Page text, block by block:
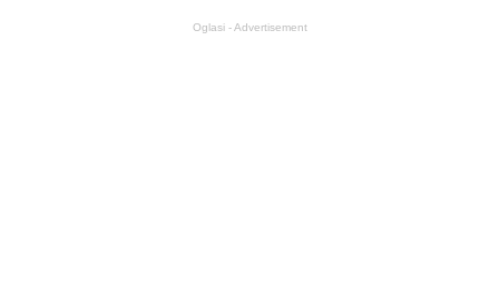
Oglasi - Advertisement